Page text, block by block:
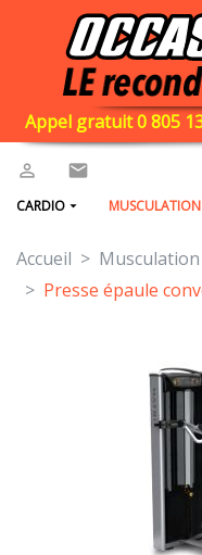
Appel gratuit 0 805
CARDIO MUSCULATION
Accueil Musculation
Presse épaule